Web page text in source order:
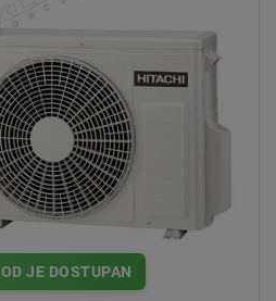
akcijskim ponudama klima
redovito osvježava svoju
na akciji.Iskoristite posebnu
cijenena našim stranicama -
proizvod koji vas zanima bude
po nižoj cijeni!
Hitachi klima uređaja na
uređaja na akciji
stranici akcija
JE DOSTUPAN